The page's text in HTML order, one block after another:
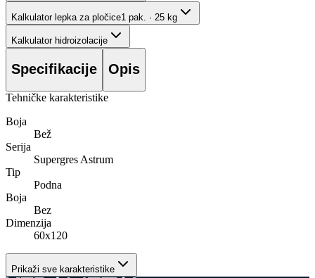
Kalkulator lepka za pločice1 pak. · 25 kg
Kalkulator hidroizolacije
Specifikacije Opis
Tehničke karakteristike
Boja
Bež
Serija
Supergres Astrum
Tip
Podna
Boja
Bez
Dimenzija
60x120
Prikaži sve karakteristike